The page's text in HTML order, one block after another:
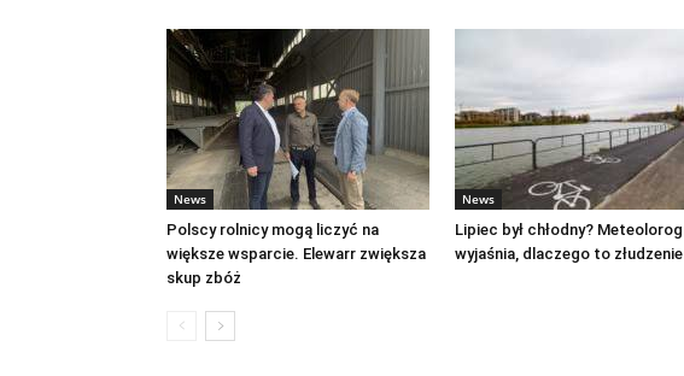
News
Polscy rolnicy mogą liczyć na
większe wsparcie. Elewarr zwiększa
skup zbóż
News
Lipiec był chłodny? Meteolorog
wyjaśnia, dlaczego to złudzenie